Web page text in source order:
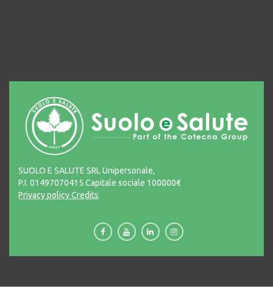
SUOLO E SALUTE SRL Unipersonale,
P.I. 01497070415 Capitale sociale 100000€
Privacy policyCredits